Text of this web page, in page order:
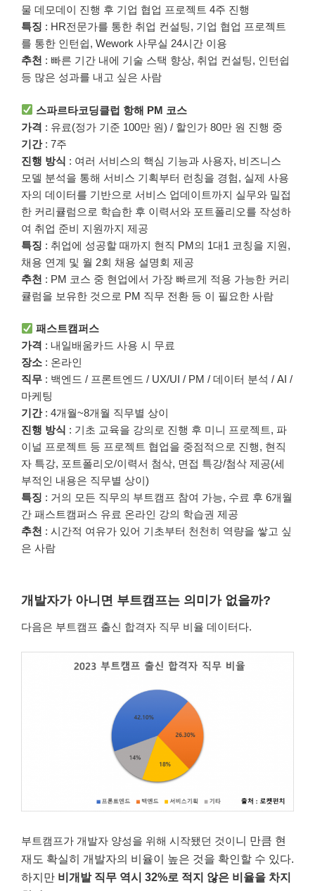
물 데모데이 진행 후 기업 협업 프로젝트 4주 진행
특징 : HR전문가를 통한 취업 컨설팅, 기업 협업 프로젝트
를 통한 인턴쉽, Wework 사무실 24시간 이용
추천 : 빠른 기간 내에 기술 스택 향상, 취업 컨설팅, 인턴쉽
등 많은 성과를 내고 싶은 사람
스파르타코딩클럽 항해 PM 코스
가격 : 유료(정가 기준 100만 원) / 할인가 80만 원 진행 중
기간: 7주
진행 방식 : 여러 서비스의 핵심 기능과 사용자, 비즈니스
모델 분석을 통해 서비스 기획부터 런칭을 경험, 실제 사용
자의 데이터를 기반으로 서비스 업데이트까지 실무와 밀접
한 커리큘럼으로 학습한 후 이력서와 포트폴리오를 작성하
여 취업 준비 지원까지 제공
특징 : 취업에 성공할 때까지 현직 PM의 1대1 코칭을 지원,
채용 연계 및 월 2회 채용 설명회 제공
추천 : PM 코스 중 현업에서 가장 빠르게 적용 가능한 커리
큘럼을 보유한 것으로 PM 직무 전환 등 이 필요한 사람
패스트캠퍼스
가격 : 내일배움카드 사용 시 무료
장소 : 온라인
직무 : 백엔드 / 프론트엔드 / UX/UI / PM / 데이터 분석 / AI /
마케팅
기간: 4개월~8개월 직무별 상이
진행 방식 : 기초 교육을 강의로 진행 후 미니 프로젝트, 파
이널 프로젝트 등 프로젝트 협업을 중점적으로 진행, 현직
자 특강, 포트폴리오/이력서 첨삭, 면접 특강/첨삭 제공(세
부적인 내용은 직무별 상이)
특징 : 거의 모든 직무의 부트캠프 참여 가능, 수료 후 6개월
간 패스트캠퍼스 유료 온라인 강의 학습권 제공
추천 : 시간적 여유가 있어 기초부터 천천히 역량을 쌓고 싶
은 사람
개발자가 아니면 부트캠프는 의미가 없을까?
다음은 부트캠프 출신 합격자 직무 비율 데이터다.
부트캠프가 개발자 양성을 위해 시작됐던 것이니 만큼 현
재도 확실히 개발자의 비율이 높은 것을 확인할 수 있다.
하지만 비개발 직무 역시 32%로 적지 않은 비율을 차지